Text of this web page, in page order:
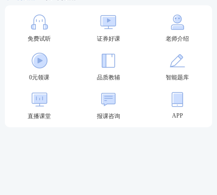
员，可报名参加高级管理人员水平评价测试。
贵州证券从业水平测试报考流程：
第一步：登录中国证券业协会-从业人员-水平评价测
试平台-水平评价测试报名-选择对应报名入口进入。
2024年证券考试报名入口
免费试听 证券好课 老师介绍
0元领课 品质教辅 智能题库
直播课堂 报课咨询 APP